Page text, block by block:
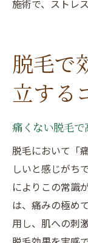
施術で、ストレ
脱毛で
立する
痛くない脱毛
脱毛において「
しいと感じがち
によりこの常識
は、痛みの極め
用し、肌への刺